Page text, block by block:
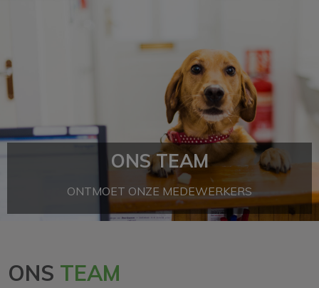
ONS TEAM
ONTMOET ONZE MEDEWERKERS
ONS TEAM